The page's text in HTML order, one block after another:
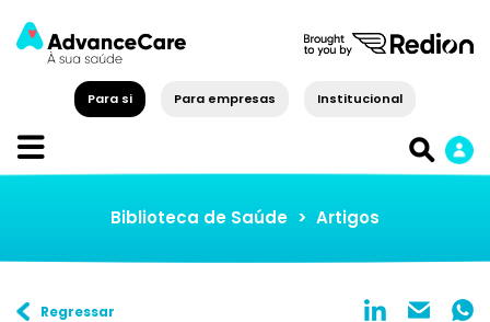
Para si Para empresas Institucional
Biblioteca de Saúde > Artigos
Regressar